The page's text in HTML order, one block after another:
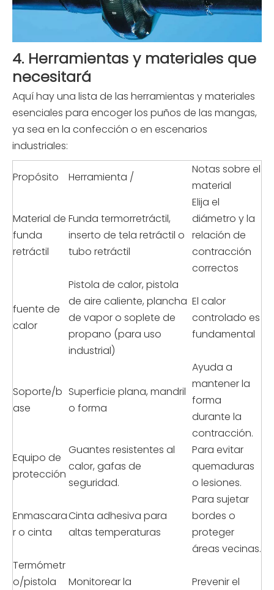
4. Herramientas y materiales que
necesitará
Aquí hay una lista de las herramientas y materiales
esenciales para encoger los puños de las mangas,
ya sea en la confección o en escenarios
industriales:
Propósito Herramienta /
Notas sobre el
material
Material de
funda
retráctil
Funda termorretráctil,
inserto de tela retráctil o
tubo retráctil
Elija el
diámetro y la
relación de
contracción
correctos
fuente de
calor
Pistola de calor, pistola
de aire caliente, plancha
de vapor o soplete de
propano (para uso
industrial)
El calor
controlado es
fundamental
Soporte/b
ase
Superficie plana, mandril
o forma
Ayuda a
mantener la
forma
durante la
contracción.
Equipo de
protección
Guantes resistentes al
calor, gafas de
seguridad.
Para evitar
quemaduras
o lesiones.
Enmascara
r o cinta
Cinta adhesiva para
altas temperaturas
Para sujetar
bordes o
proteger
áreas vecinas.
Termómetr
o/pistola
Monitorear la
Prevenir el